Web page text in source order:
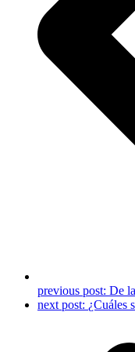
previous post: De
next post: ¿Cuáles